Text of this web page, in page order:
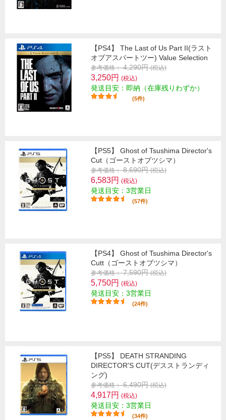
【PS4】 The Last of Us Part II(ラスト
オブアスパートツー) Value Selection
参考価格： 4,290円(税込)
3,250円 (税込)
発送目安：即納（在庫残りわずか）
(5件)
【PS5】 Ghost of Tsushima Director's
Cut（ゴーストオブツシマ）
参考価格： 8,690円(税込)
6,583円 (税込)
発送目安：3営業日
(57件)
【PS4】 Ghost of Tsushima Director's
Cutt（ゴーストオブツシマ）
参考価格： 7,590円(税込)
5,750円 (税込)
発送目安：3営業日
(24件)
【PS5】 DEATH STRANDING
DIRECTOR'S CUT(デスストランディ
ング)
参考価格： 6,490円(税込)
4,917円 (税込)
発送目安：3営業日
(34件)